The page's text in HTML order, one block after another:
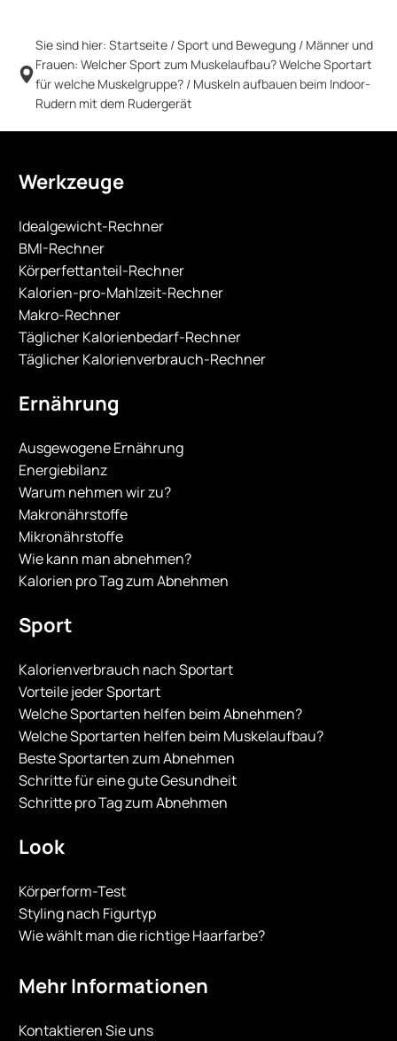
Sie sind hier: Startseite /Sport und Bewegung / Männer und
Frauen: Welcher Sport zum Muskelaufbau? Welche Sportart
für welche Muskelgruppe? / Muskeln aufbauen beim Indoor-
Rudern mit dem Rudergerät
Werkzeuge
Idealgewicht-Rechner
BMI-Rechner
Körperfettanteil-Rechner
Kalorien-pro-Mahlzeit-Rechner
Makro-Rechner
Täglicher Kalorienbedarf-Rechner
Täglicher Kalorienverbrauch-Rechner
Ernährung
Ausgewogene Ernährung
Energiebilanz
Warum nehmen wir zu?
Makronährstoffe
Mikronährstoffe
Wie kann man abnehmen?
Kalorien pro Tag zum Abnehmen
Sport
Kalorienverbrauch nach Sportart
Vorteile jeder Sportart
Welche Sportarten helfen beim Abnehmen?
Welche Sportarten helfen beim Muskelaufbau?
Beste Sportarten zum Abnehmen
Schritte für eine gute Gesundheit
Schritte pro Tag zum Abnehmen
Look
Körperform-Test
Styling nach Figurtyp
Wie wählt man die richtige Haarfarbe?
Mehr Informationen
Kontaktieren Sie uns